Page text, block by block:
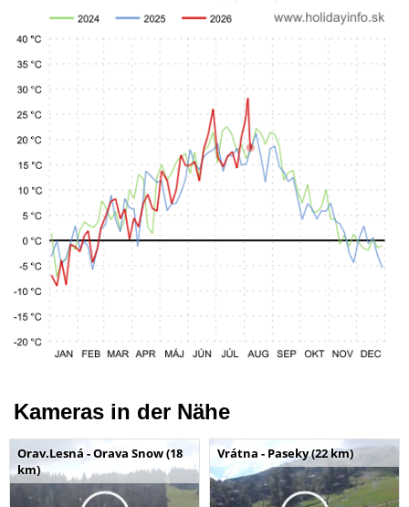
Kameras in der Nähe
Orav.Lesná - Orava Snow (18
km)
Vrátna - Paseky (22 km)